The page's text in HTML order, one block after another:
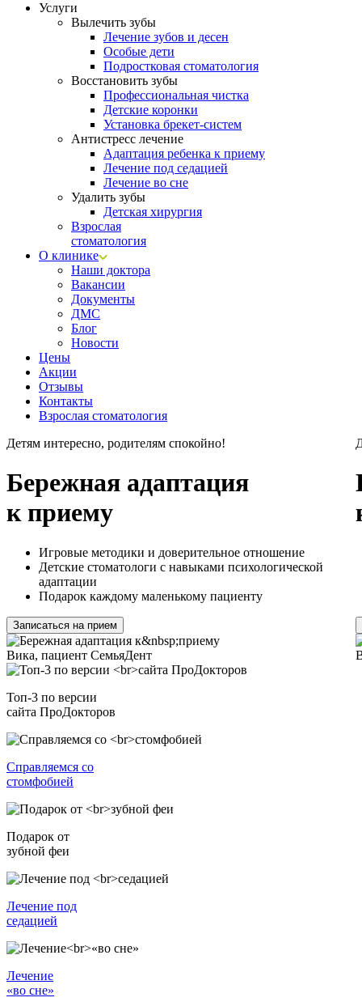
Услуги
Вылечить зубы
Лечение зубов и десен
Особые дети
Подростковая стоматология
Восстановить зубы
Профессиональная чистка
Детские коронки
Установка брекет-систем
Антистресс лечение
Адаптация ребенка к приему
Лечение под седацией
Лечение во сне
Удалить зубы
Детская хирургия
Взрослая
стоматология
О клинике
Наши доктора
Вакансии
Документы
ДМС
Блог
Новости
Цены
Акции
Отзывы
Контакты
Взрослая стоматология
Детям интересно, родителям спокойно!
Бережная адаптация
к приему
Игровые методики и доверительное отношение
Детские стоматологи с навыками психологической
адаптации
Подарок каждому маленькому пациенту
Записаться на прием
Вика, пациент СемьяДент
Топ-3 по версии
сайта ПроДокторов
Справляемся со
стомфобией
Подарок от
зубной феи
Лечение под
седацией
Лечение
«во сне»